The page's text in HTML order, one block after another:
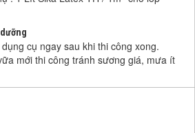
cụ ngay sau khi thi công xong.
mới thi công tránh sương giá, mưa ít